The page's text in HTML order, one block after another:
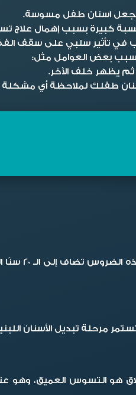
ويجعل اسنان طفل مسوسة.
كبيرة بسبب إهمال علاج
في تأثير سلبي على سقف الفم،
بسبب بعض العوامل مثل:
يظهر خلف الآخر.
أسنان طفلك لملاحظة أي
يوجد عدد 12
الأسنان اللبنية حتى بلوغ
هو التسوس العميق، وهو